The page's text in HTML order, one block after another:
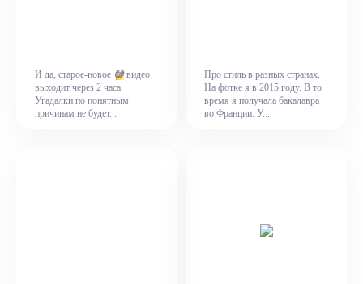
И да, старое-новое 😅видео
выходит через 2 часа.
Угадалки по понятным
причинам не будет...
Про стиль в разных странах.
На фотке я в 2015 году. В то
время я получала бакалавра
во Франции. У...